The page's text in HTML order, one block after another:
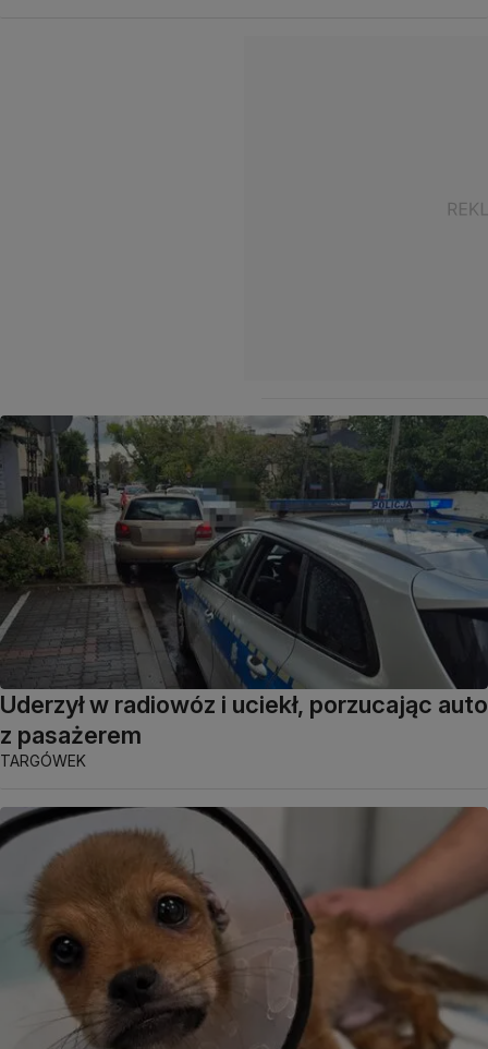
Uderzył w radiowóz i uciekł, porzucając auto
z pasażerem
TARGÓWEK